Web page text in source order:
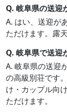
Q. 岐阜県の送迎
A. はい、送迎が
ただけます。露
Q. 岐阜県で送迎
A. 岐阜県の送迎
の高級別荘です
け・カップル向
ただけます。